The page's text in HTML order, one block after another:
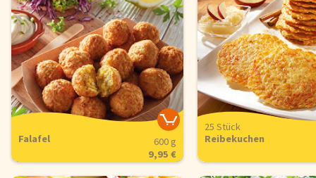
Falafel
600 g
9,95 €
25 Stück
Reibekuchen